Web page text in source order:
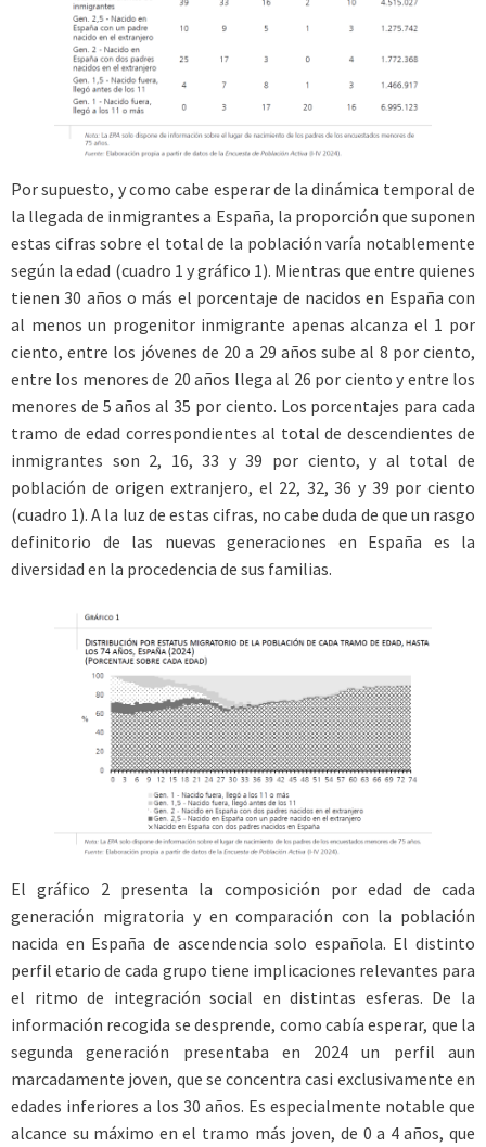
Por supuesto, y como cabe esperar de la dinámica temporal de
la llegada de inmigrantes a España, la proporción que suponen
estas cifras sobre el total de la población varía notablemente
según la edad (cuadro 1 y gráfico 1). Mientras que entre quienes
tienen 30 años o más el porcentaje de nacidos en España con
al menos un progenitor inmigrante apenas alcanza el 1 por
ciento, entre los jóvenes de 20 a 29 años sube al 8 por ciento,
entre los menores de 20 años llega al 26 por ciento y entre los
menores de 5 años al 35 por ciento. Los porcentajes para cada
tramo de edad correspondientes al total de descendientes de
inmigrantes son 2, 16, 33 y 39 por ciento, y al total de
población de origen extranjero, el 22, 32, 36 y 39 por ciento
(cuadro 1). A la luz de estas cifras, no cabe duda de que un rasgo
definitorio de las nuevas generaciones en España es la
diversidad en la procedencia de sus familias.
El gráfico 2 presenta la composición por edad de cada
generación migratoria y en comparación con la población
nacida en España de ascendencia solo española. El distinto
perfil etario de cada grupo tiene implicaciones relevantes para
el ritmo de integración social en distintas esferas. De la
información recogida se desprende, como cabía esperar, que la
segunda generación presentaba en 2024 un perfil aun
marcadamente joven, que se concentra casi exclusivamente en
edades inferiores a los 30 años. Es especialmente notable que
alcance su máximo en el tramo más joven, de 0 a 4 años, que